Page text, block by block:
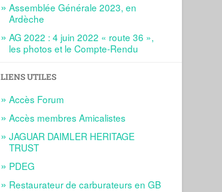
Assemblée Générale 2023, en
Ardèche
AG 2022 : 4 juin 2022 « route 36 »,
les photos et le Compte-Rendu
LIENS UTILES
Accès Forum
Accès membres Amicalistes
JAGUAR DAIMLER HERITAGE
TRUST
PDEG
Restaurateur de carburateurs en GB